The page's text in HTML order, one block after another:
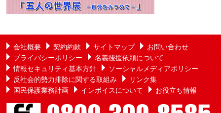
会社概要 契約約款 サイトマップ
お問い合わせ
プライバシーポリシー
名義後援依頼について
情報セキュリティ基本方針
ソーシャルメディアポリシー
反社会的勢力排除に関する取組み
リンク集
国民保護業務計画
インボイスについて お役立ち情報